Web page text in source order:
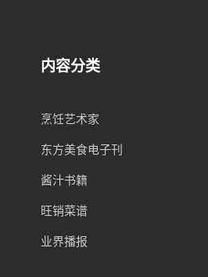
内容分类
烹饪艺术家
东方美食电子刊
酱汁书籍
旺销菜谱
业界播报